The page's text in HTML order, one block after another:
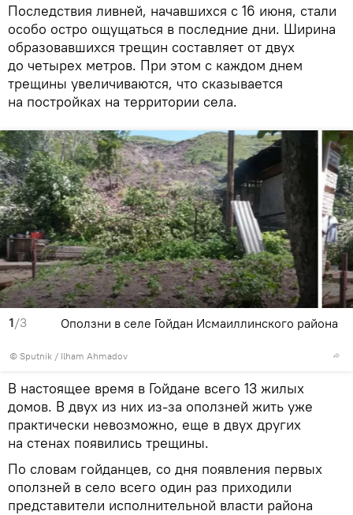
Последствия ливней, начавшихся с 16 июня, стали
особо остро ощущаться в последние дни. Ширина
образовавшихся трещин составляет от двух
до четырех метров. При этом с каждом днем
трещины увеличиваются, что сказывается
на постройках на территории села.
1/3
© Sputnik / Ilham Ahmadov
Оползни в селе Гойдан Исмаиллинского района
В настоящее время в Гойдане всего 13 жилых
домов. В двух из них из-за оползней жить уже
практически невозможно, еще в двух других
на стенах появились трещины.
По словам гойданцев, со дня появления первых
оползней в село всего один раз приходили
представители исполнительной власти района